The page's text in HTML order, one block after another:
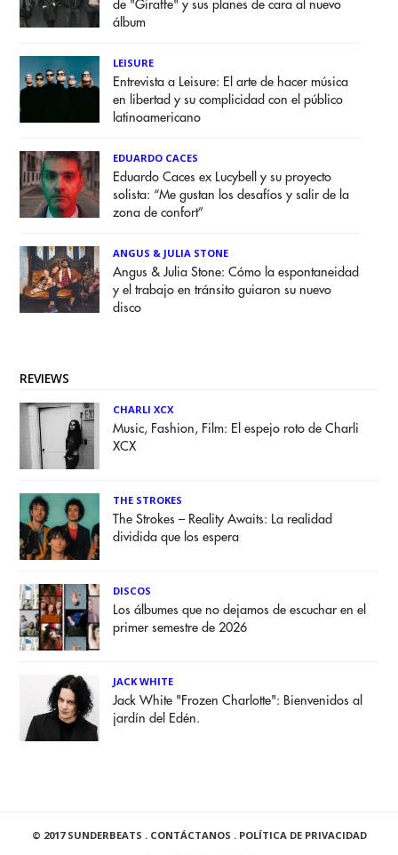
de "Giraffe" y sus planes de cara al nuevo
álbum
LEISURE
Entrevista a Leisure: El arte de hacer música
en libertad y su complicidad con el público
latinoamericano
EDUARDO CACES
Eduardo Caces ex Lucybell y su proyecto
solista: “Me gustan los desafíos y salir de la
zona de confort”
ANGUS & JULIA STONE
Angus & Julia Stone: Cómo la espontaneidad
y el trabajo en tránsito guiaron su nuevo
disco
REVIEWS
CHARLI XCX
Music, Fashion, Film: El espejo roto de Charli
XCX
THE STROKES
The Strokes – Reality Awaits: La realidad
dividida que los espera
DISCOS
Los álbumes que no dejamos de escuchar en el
primer semestre de 2026
JACK WHITE
Jack White "Frozen Charlotte": Bienvenidos al
jardín del Edén.
© 2017 SUNDERBEATS . CONTÁCTANOS . POLÍTICA DE PRIVACIDAD